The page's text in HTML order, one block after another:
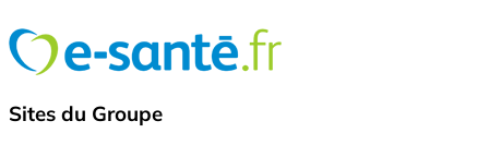
Sites du Groupe